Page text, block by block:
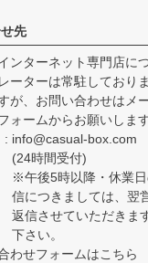
先
ンターネット専門店に
ーターは常駐しており
が、お問い合わせはメ
ォームからお願いします
info@casual-box.com
(24時間受付)
※午後5時以降・休業
信につきましては、翌
返信させていただきま
下さい。
わせフォームはこちら